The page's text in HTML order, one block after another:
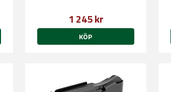
1 245 kr
KÖP